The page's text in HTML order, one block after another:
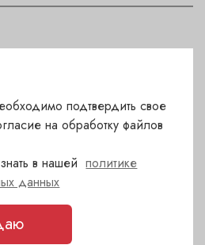
подтвердить свое
на обработку файлов
в нашейполитике
данных